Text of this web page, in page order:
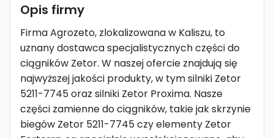
Opis firmy
Firma Agrozeto, zlokalizowana w Kaliszu, to
uznany dostawca specjalistycznych części do
ciągników Zetor. W naszej ofercie znajdują się
najwyższej jakości produkty, w tym silniki Zetor
5211-7745 oraz silniki Zetor Proxima. Nasze
części zamienne do ciągników, takie jak skrzynie
biegów Zetor 5211-7745 czy elementy Zetor